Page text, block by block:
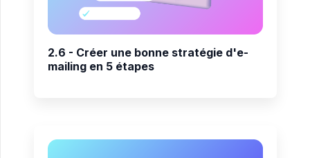
2.6 - Créer une bonne stratégie d'e-
mailing en 5 étapes